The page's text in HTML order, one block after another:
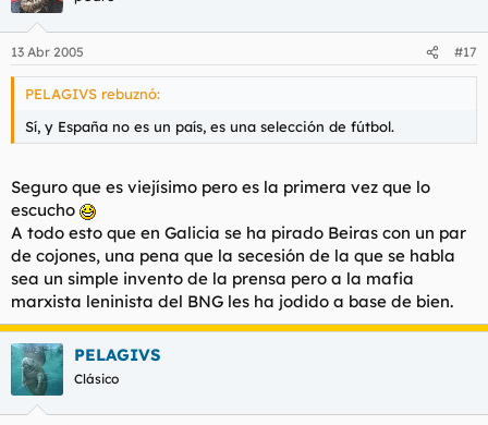
13 Abr 2005 #17
PELAGIVS rebuznó:
Sí, y España no es un país, es una selección de fútbol.
Seguro que es viejísimo pero es la primera vez que lo
escucho
A todo esto que en Galicia se ha pirado Beiras con un par
de cojones, una pena que la secesión de la que se habla
sea un simple invento de la prensa pero a la mafia
marxista leninista del BNG les ha jodido a base de bien.
PELAGIVS
Clásico